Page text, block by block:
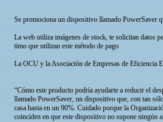
Se promociona un dispositivo llamado PowerSaver
La web utiliza imágenes de stock, te solicitan datos
timo que utilizan este método de pago
La OCU y la Asociación de Empresas de Eficiencia
“Cómo este producto podría ayudarte a reducir el
llamado PowerSaver, un dispositivo que, con tan
casa hasta en un 90%. Cuidado porque la
coinciden en que este dispositivo no supone ningún